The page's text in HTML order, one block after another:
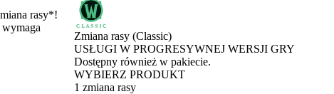
Zmiana rasy (Classic)
USŁUGI W PROGRESYWNEJ WERSJI GRY
Product Notification
Dostępny również w pakiecie.
WYBIERZ PRODUKT
1 zmiana rasy
rasy*!